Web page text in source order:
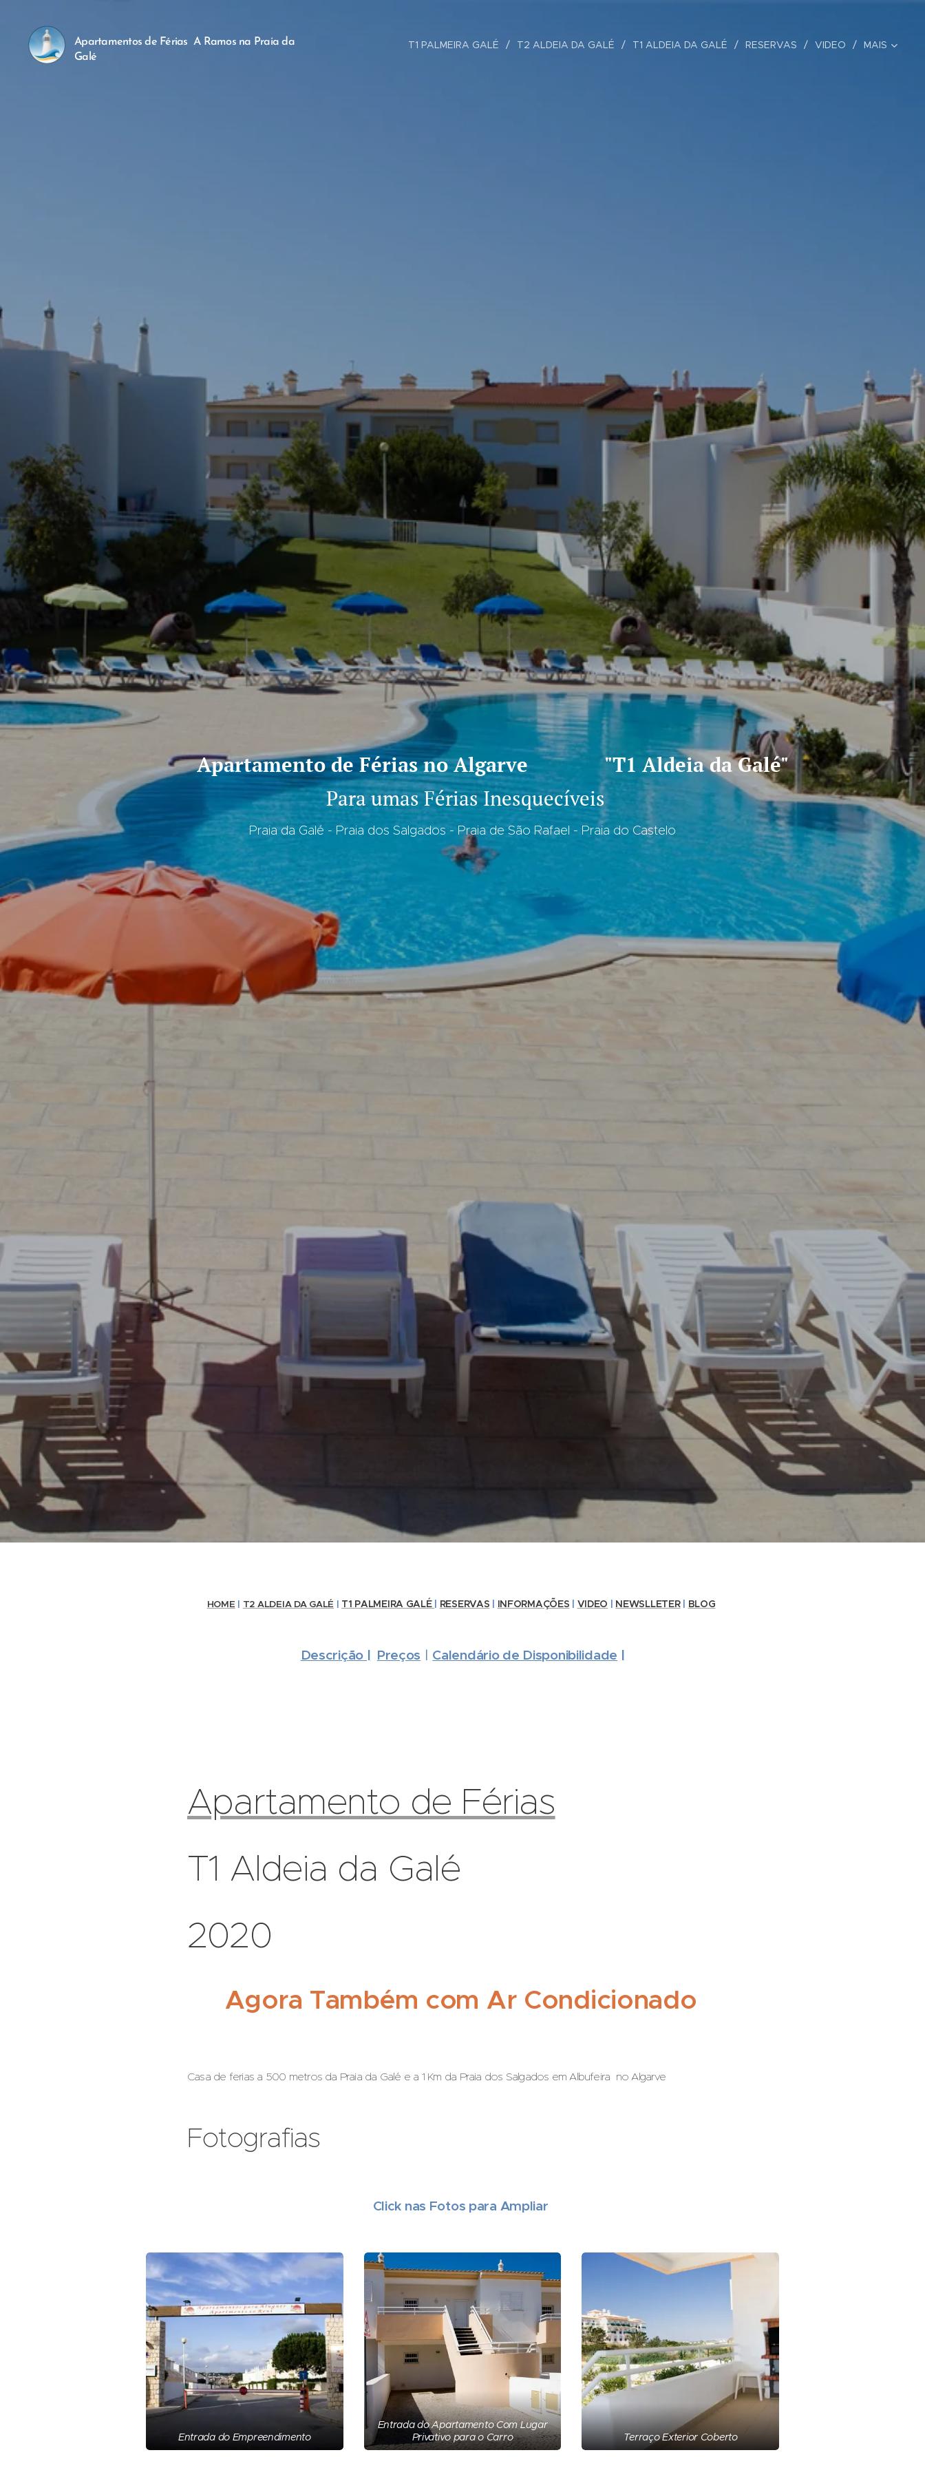
Apartamentos de Férias A Ramos na Praia da
Galé
T1 PALMEIRA GALÉ T2 ALDEIA DA GALÉ T1 ALDEIA DA GALÉ RESERVAS VIDEO MAIS
Apartamento de Férias no Algarve "T1 Aldeia da Galé"
Para umas Férias Inesquecíveis
Praia da Galé - Praia dos Salgados - Praia de São Rafael - Praia do Castelo
HOME | T2 ALDEIA DA GALÉ | T1 PALMEIRA GALÉ | RESERVAS | INFORMAÇÕES | VIDEO | NEWSLLETER| BLOG
Descrição | Preços | Calendário de Disponibilidade |
Apartamento de Férias
T1 Aldeia da Galé
2020
Agora Também com Ar Condicionado
Casa de ferias a 500 metros da Praia da Galé e a 1 Km da Praia dos Salgados em Albufeira no Algarve
Fotografias
Click nas Fotos para Ampliar
Entrada do Empreendimento
Entrada do Apartamento Com Lugar
Privativo para o Carro
Terraço Exterior Coberto